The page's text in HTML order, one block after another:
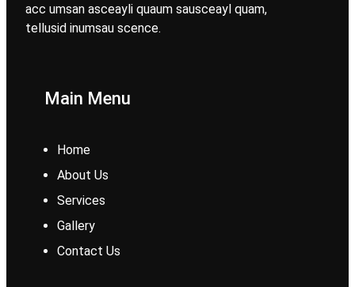
acc umsan asceayli quaum sausceayl quam,
tellusid inumsau scence.
Main Menu
Home
About Us
Services
Gallery
Contact Us